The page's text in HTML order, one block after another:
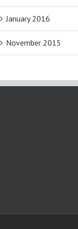
January 2016
November 2015